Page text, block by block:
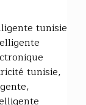
tunisie
tunisie,